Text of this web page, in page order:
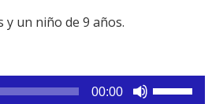
y un niño de 9 años.
00:00